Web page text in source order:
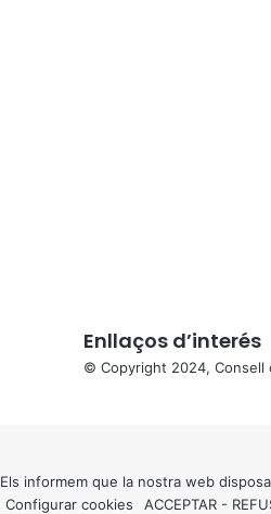
Enllaços d’interés
© Copyright 2024, Consell
button
Els informem que la nostra web
Configurar cookies
ACCEPTAR -